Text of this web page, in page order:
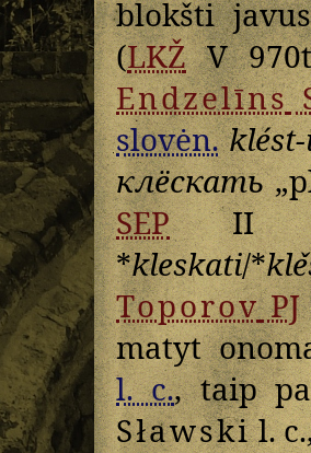
blokšti
(LKŽV
Endzelīns
slovėn.
клёскать
SEPII
*kleskati/*
ToporovPJ
matyt
l. c., taip
Sławskil.